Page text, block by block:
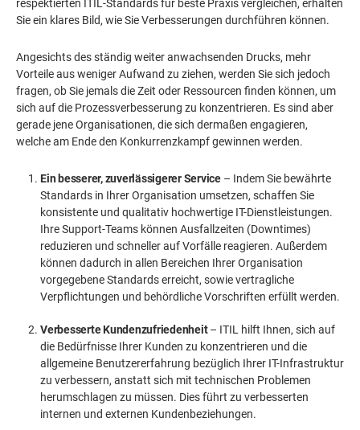
respektierten ITIL-Standards für beste Praxis vergleichen, erhalten
Sie ein klares Bild, wie Sie Verbesserungen durchführen können.
Angesichts des ständig weiter anwachsenden Drucks, mehr
Vorteile aus weniger Aufwand zu ziehen, werden Sie sich jedoch
fragen, ob Sie jemals die Zeit oder Ressourcen finden können, um
sich auf die Prozessverbesserung zu konzentrieren. Es sind aber
gerade jene Organisationen, die sich dermaßen engagieren,
welche am Ende den Konkurrenzkampf gewinnen werden.
Ein besserer, zuverlässigerer Service– Indem Sie bewährte
Standards in Ihrer Organisation umsetzen, schaffen Sie
konsistente und qualitativ hochwertige IT-Dienstleistungen.
Ihre Support-Teams können Ausfallzeiten (Downtimes)
reduzieren und schneller auf Vorfälle reagieren. Außerdem
können dadurch in allen Bereichen Ihrer Organisation
vorgegebene Standards erreicht, sowie vertragliche
Verpflichtungen und behördliche Vorschriften erfüllt werden.
Verbesserte Kundenzufriedenheit– ITIL hilft Ihnen, sich auf
die Bedürfnisse Ihrer Kunden zu konzentrieren und die
allgemeine Benutzererfahrung bezüglich Ihrer IT-Infrastruktur
zu verbessern, anstatt sich mit technischen Problemen
herumschlagen zu müssen. Dies führt zu verbesserten
internen und externen Kundenbeziehungen.